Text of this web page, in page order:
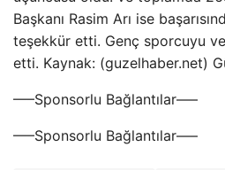
Başkanı Rasim Arı ise
teşekkür etti. Genç sporcuyu
etti. Kaynak: (guzelhaber.net)
—–Sponsorlu Bağlantılar—–
—–Sponsorlu Bağlantılar—–